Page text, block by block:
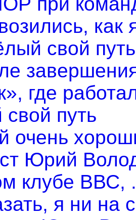
как
свой путь
где
путь
очень
Юрий
клубе ВВС,
я ни на